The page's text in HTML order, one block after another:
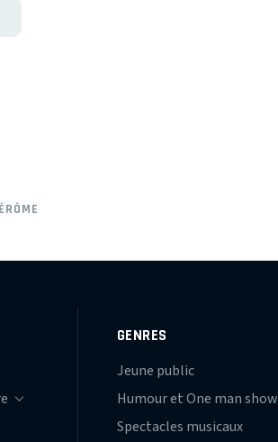
GENRES
Jeune public
Humour et One man show
Spectacles musicaux